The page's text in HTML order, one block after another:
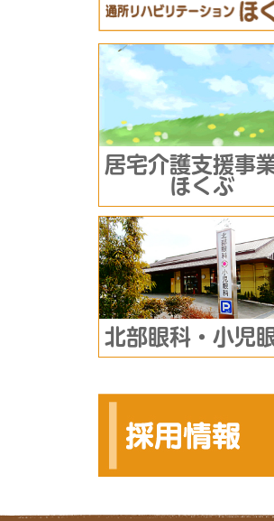
居宅介護支援事
ほくぶ
北部眼科・小児